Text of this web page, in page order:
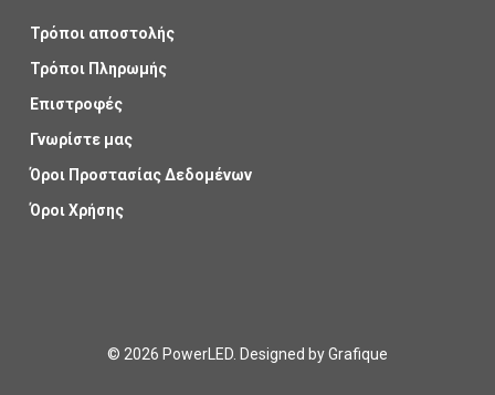
Τρόποι αποστολής
Τρόποι Πληρωμής
Επιστροφές
Γνωρίστε μας
Όροι Προστασίας Δεδομένων
Όροι Χρήσης
© 2026 PowerLED. Designed byGrafique